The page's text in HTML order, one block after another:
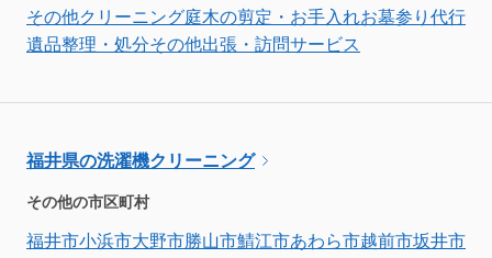
その他クリーニング庭木の剪定・お手入れお墓参り代行
遺品整理・処分その他出張・訪問サービス
福井県の洗濯機クリーニング
その他の市区町村
福井市小浜市大野市勝山市鯖江市あわら市越前市坂井市